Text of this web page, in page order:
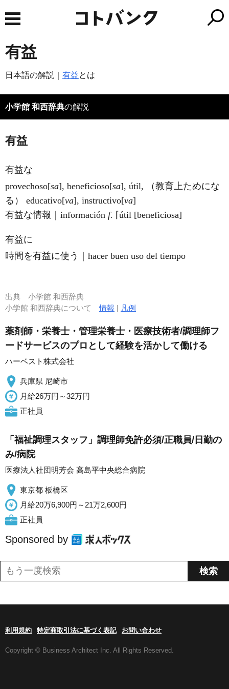
有益
日本語の解説｜ 有益とは
小学館 和西辞典の解説
有益
有益な
provechoso[sa], beneficioso[sa], útil, （教育上ためにな
る） educativo[va], instructivo[va]
有益な情報｜información f. ⌈útil [beneficiosa]
有益に
時間を有益に使う｜hacer buen uso del tiempo
出典 小学館 和西辞典
小学館 和西辞典について情報 | 凡例
薬剤師・栄養士・管理栄養士・医療技術者/調理師フ
ードサービスのプロとして経験を活かして働ける
ハーベスト株式会社
兵庫県 尼崎市
月給26万円～32万円
正社員
「福祉調理スタッフ」調理師免許必須/正職員/日勤の
み/病院
医療法人社団明芳会 高島平中央総合病院
東京都 板橋区
月給20万6,900円～21万2,600円
正社員
Sponsored by
利用規約 特定商取引法に基づく表記 お問い合わせ
Copyright © Business Architect Inc. All Rights Reserved.